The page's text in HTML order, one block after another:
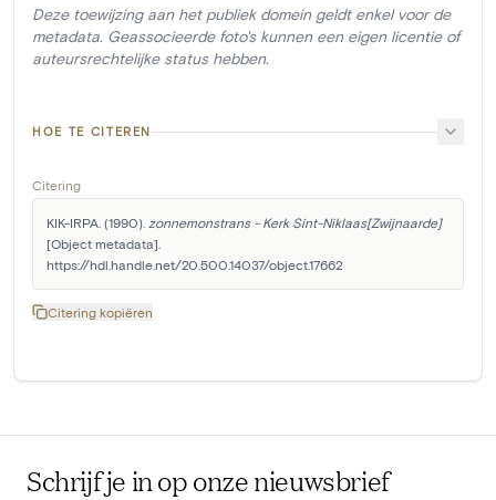
Deze toewijzing aan het publiek domein geldt enkel voor de
metadata. Geassocieerde foto's kunnen een eigen licentie of
auteursrechtelijke status hebben.
HOE TE CITEREN
Citering
KIK-IRPA. (1990). zonnemonstrans - Kerk Sint-Niklaas[Zwijnaarde]
[Object metadata].
https://hdl.handle.net/20.500.14037/object.17662
Citering kopiëren
Schrijf je in op onze nieuwsbrief